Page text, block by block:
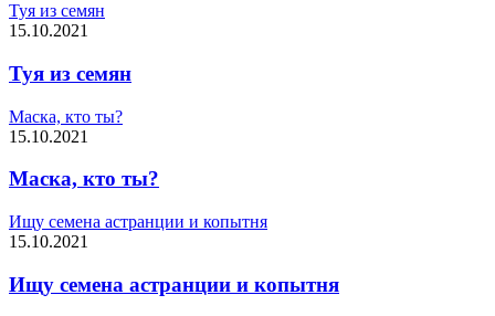
Туя из семян
15.10.2021
Туя из семян
Маска, кто ты?
15.10.2021
Маска, кто ты?
Ищу семена астранции и копытня
15.10.2021
Ищу семена астранции и копытня